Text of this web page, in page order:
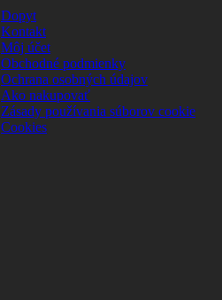
Dopyt
Kontakt
Môj účet
Obchodné podmienky
Ochrana osobných údajov
Ako nakupovať
Zásady používania súborov cookie
Cookies